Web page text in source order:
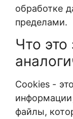
обработке
пределами.
Что
Cookies -
файлы,